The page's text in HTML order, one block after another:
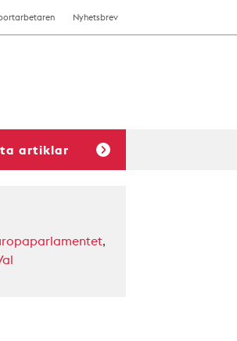
Nyhetsbrev
artiklar
,